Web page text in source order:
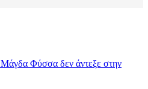
Φύσσα δεν άντεξε στην